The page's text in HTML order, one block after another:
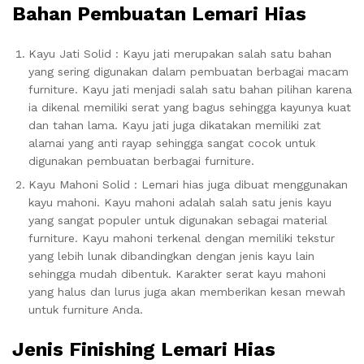
Bahan Pembuatan Lemari Hias
Kayu Jati Solid : Kayu jati merupakan salah satu bahan
yang sering digunakan dalam pembuatan berbagai macam
furniture. Kayu jati menjadi salah satu bahan pilihan karena
ia dikenal memiliki serat yang bagus sehingga kayunya kuat
dan tahan lama. Kayu jati juga dikatakan memiliki zat
alamai yang anti rayap sehingga sangat cocok untuk
digunakan pembuatan berbagai furniture.
Kayu Mahoni Solid : Lemari hias juga dibuat menggunakan
kayu mahoni. Kayu mahoni adalah salah satu jenis kayu
yang sangat populer untuk digunakan sebagai material
furniture. Kayu mahoni terkenal dengan memiliki tekstur
yang lebih lunak dibandingkan dengan jenis kayu lain
sehingga mudah dibentuk. Karakter serat kayu mahoni
yang halus dan lurus juga akan memberikan kesan mewah
untuk furniture Anda.
Jenis Finishing Lemari Hias